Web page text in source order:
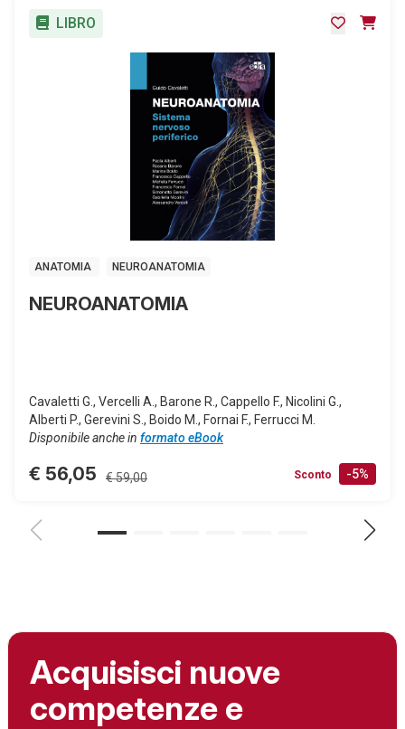
LIBRO
ANATOMIA NEUROANATOMIA
NEUROANATOMIA
Cavaletti G., Vercelli A., Barone R., Cappello F., Nicolini G.,
Alberti P., Gerevini S., Boido M., Fornai F., Ferrucci M.
Disponibile anche in formato eBook
€ 56,05 € 59,00 Sconto -5%
Acquisisci nuove
competenze e